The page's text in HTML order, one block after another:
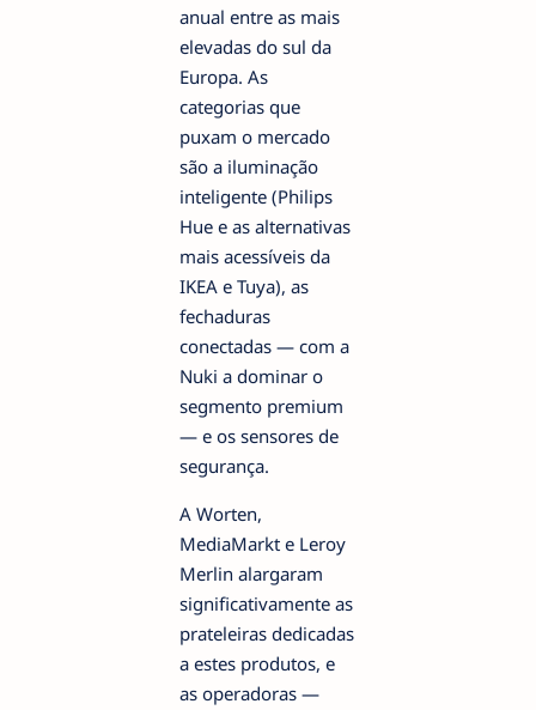
anual entre as mais
elevadas do sul da
Europa. As
categorias que
puxam o mercado
são a iluminação
inteligente (Philips
Hue e as alternativas
mais acessíveis da
IKEA e Tuya), as
fechaduras
conectadas — com a
Nuki a dominar o
segmento premium
— e os sensores de
segurança.
A Worten,
MediaMarkt e Leroy
Merlin alargaram
significativamente as
prateleiras dedicadas
a estes produtos, e
as operadoras —